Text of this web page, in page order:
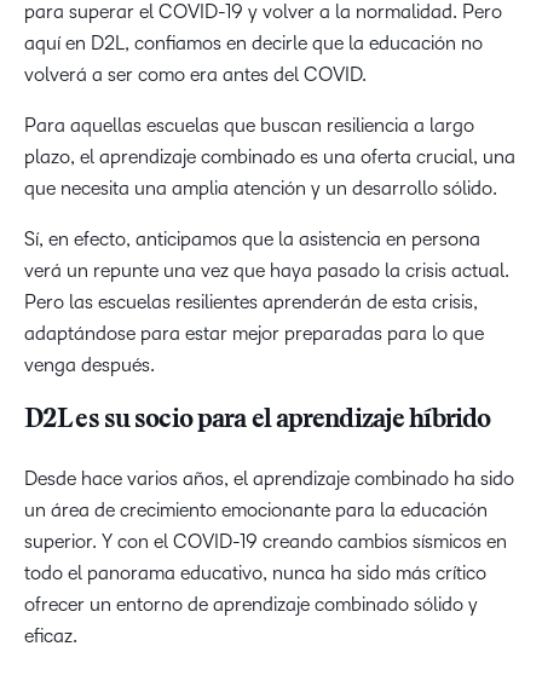
para superar el COVID-19 y volver a la normalidad. Pero
aquí en D2L, confiamos en decirle que la educación no
volverá a ser como era antes del COVID.
Para aquellas escuelas que buscan resiliencia a largo
plazo, el aprendizaje combinado es una oferta crucial, una
que necesita una amplia atención y un desarrollo sólido.
Sí, en efecto, anticipamos que la asistencia en persona
verá un repunte una vez que haya pasado la crisis actual.
Pero las escuelas resilientes aprenderán de esta crisis,
adaptándose para estar mejor preparadas para lo que
venga después.
D2L es su socio para el aprendizaje híbrido
Desde hace varios años, el aprendizaje combinado ha sido
un área de crecimiento emocionante para la educación
superior. Y con el COVID-19 creando cambios sísmicos en
todo el panorama educativo, nunca ha sido más crítico
ofrecer un entorno de aprendizaje combinado sólido y
eficaz.